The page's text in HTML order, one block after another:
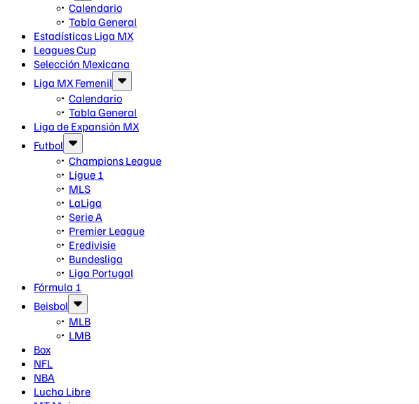
Calendario
Tabla General
Estadísticas Liga MX
Leagues Cup
Selección Mexicana
Liga MX Femenil
Calendario
Tabla General
Liga de Expansión MX
Futbol
Champions League
Ligue 1
MLS
LaLiga
Serie A
Premier League
Eredivisie
Bundesliga
Liga Portugal
Fórmula 1
Beisbol
MLB
LMB
Box
NFL
NBA
Lucha Libre